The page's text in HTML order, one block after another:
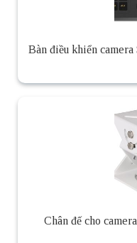
Bàn điều khiển
Chân đế cho